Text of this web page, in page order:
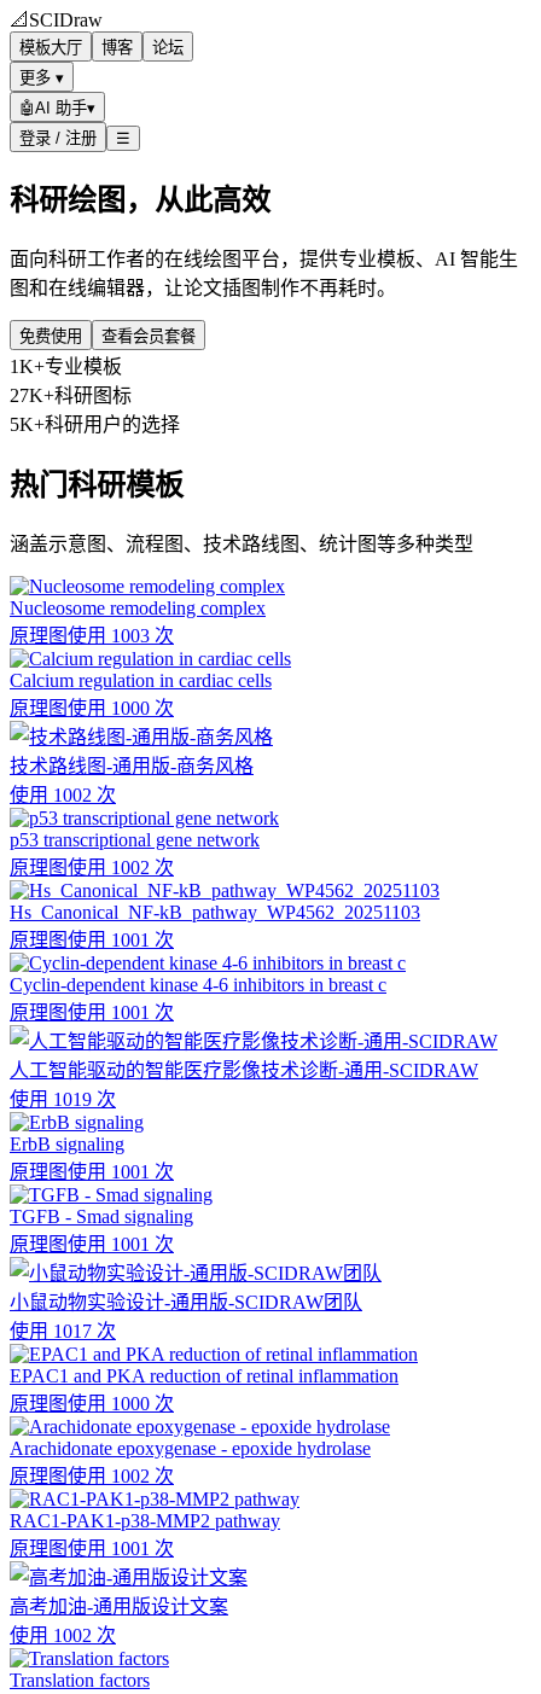
📐 SCIDraw
模板大厅 博客
论坛
更多 ▾
🤖AI 助手▾
登录 / 注册
☰
科研绘图，从此高效
面向科研工作者的在线绘图平台，提供专业模板、AI 智能生
图和在线编辑器，让论文插图制作不再耗时。
免费使用 查看会员套餐
1K+专业模板
27K+科研图标
5K+科研用户的选择
热门科研模板
涵盖示意图、流程图、技术路线图、统计图等多种类型
Nucleosome remodeling complex
原理图使用 1003 次
Calcium regulation in cardiac cells
原理图使用 1000 次
技术路线图-通用版-商务风格
使用 1002 次
p53 transcriptional gene network
原理图使用 1002 次
Hs_Canonical_NF-kB_pathway_WP4562_20251103
原理图使用 1001 次
Cyclin-dependent kinase 4-6 inhibitors in breast c
原理图使用 1001 次
人工智能驱动的智能医疗影像技术诊断-通用-SCIDRAW
使用 1019 次
ErbB signaling
原理图使用 1001 次
TGFB - Smad signaling
原理图使用 1001 次
小鼠动物实验设计-通用版-SCIDRAW团队
使用 1017 次
EPAC1 and PKA reduction of retinal inflammation
原理图使用 1000 次
Arachidonate epoxygenase - epoxide hydrolase
原理图使用 1002 次
RAC1-PAK1-p38-MMP2 pathway
原理图使用 1001 次
高考加油-通用版设计文案
使用 1002 次
Translation factors